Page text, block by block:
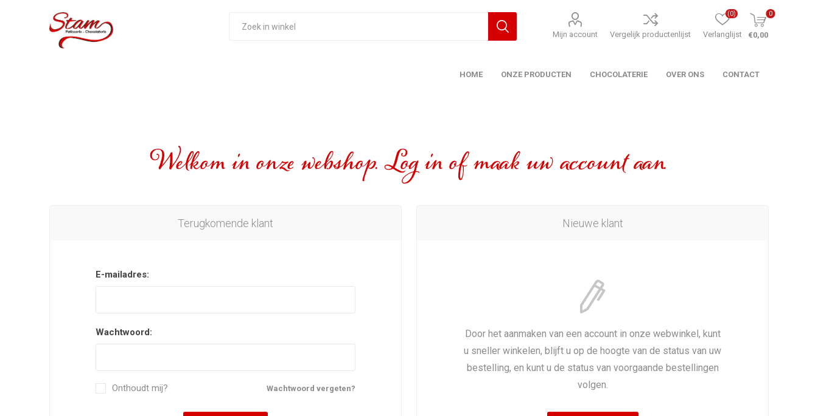
Mijn account Vergelijk productenlijst Verlanglijst
(0) 0
€0,00
HOME ONZE PRODUCTEN CHOCOLATERIE OVER ONS CONTACT
Welkom in onze webshop. Log in of maak uw account aan.
Nieuwe klant
Door het aanmaken van een account in onze webwinkel, kunt
u sneller winkelen, blijft u op de hoogte van de status van uw
bestelling, en kunt u de status van voorgaande bestellingen
volgen.
Terugkomende klant
E-mailadres:
Wachtwoord:
Wachtwoord vergeten?
Onthoudt mij?